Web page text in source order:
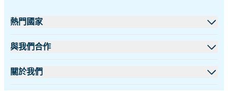
熱門國家
美國
與我們合作
批發平台
關於我們
關於 iRoamly